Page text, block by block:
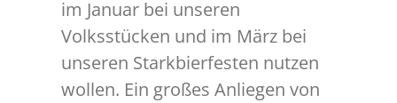
im Januar bei unseren
Volksstücken und im März bei
unseren Starkbierfesten nutzen
wollen. Ein großes Anliegen von